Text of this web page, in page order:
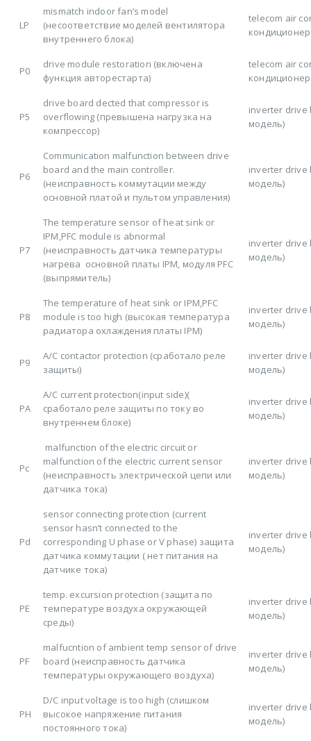
LP
mismatch indoor fan’s model
(несоответствие моделей вентилятора
внутреннего блока)
telecom air
P0
drive module restoration (включена
функция авторестарта)
telecom air
P5
drive board dected that compressor is
overflowing (превышена нагрузка на
компрессор)
inverter drive
модель)
P6
Communication malfunction between drive
board and the main controller.
(неисправность коммутации между
основной платой и пультом управления)
inverter drive
модель)
P7
The temperature sensor of heat sink or
IPM,PFC module is abnormal
(неисправность датчика температуры
нагрева основной платы IPM, модуля PFC
(выпрямитель)
inverter drive
модель)
P8
The temperature of heat sink or IPM,PFC
module is too high (высокая температура
радиатора охлаждения платы IPM)
inverter drive
модель)
P9
A/C contactor protection (сработало реле
защиты)
inverter drive
модель)
PA
A/C current protection(input side)(
сработало реле защиты по току во
внутреннем блоке)
inverter drive
модель)
Pc
malfunction of the electric circuit or
malfunction of the electric current sensor
(неисправность электрической цепи или
датчика тока)
inverter drive
модель)
Pd
sensor connecting protection (current
sensor hasn’t connected to the
corresponding U phase or V phase) защита
датчика коммутации ( нет питания на
датчике тока)
inverter drive
модель)
PE
temp. excursion protection (защита по
температуре воздуха окружающей
среды)
inverter drive
модель)
PF
malfucntion of ambient temp sensor of drive
board (неисправность датчика
температуры окружающего воздуха)
inverter drive
модель)
PH
D/C input voltage is too high (слишком
высокое напряжение питания
постоянного тока)
inverter drive
модель)